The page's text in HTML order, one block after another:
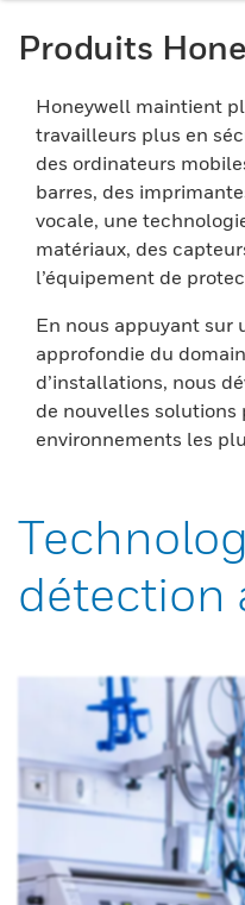
Produits
Honeywell maintient
travailleurs plus en
des ordinateurs
barres, des
vocale, une
matériaux, des
l’équipement de
En nous appuyant sur
approfondie du
d’installations, nous
de nouvelles solutions
environnements les
détection